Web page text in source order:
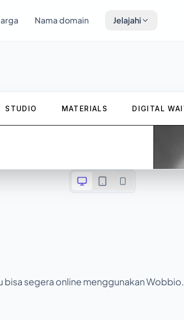
Nama domain Jelajahi
segera online menggunakan Wobbio.